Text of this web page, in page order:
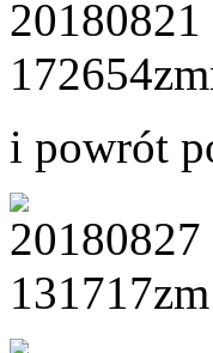
i powrót